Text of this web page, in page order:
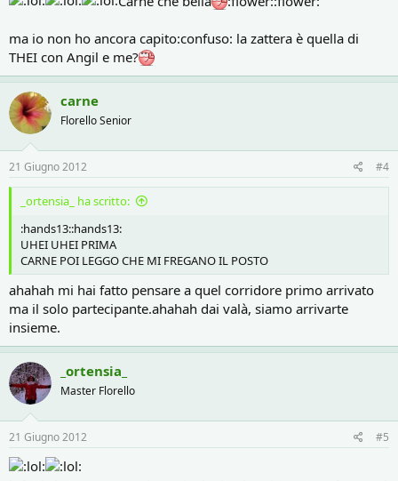
ma io non ho ancora capito:confuso: la zattera è quella di
THEI con Angil e me?
carne
Florello Senior
21 Giugno 2012 #4
_ortensia_ ha scritto:
:hands13::hands13:
UHEI UHEI PRIMA
CARNE POI LEGGO CHE MI FREGANO IL POSTO
ahahah mi hai fatto pensare a quel corridore primo arrivato
ma il solo partecipante.ahahah dai valà, siamo arrivarte
insieme.
_ortensia_
Master Florello
21 Giugno 2012 #5